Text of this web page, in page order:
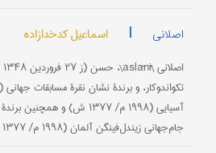
اصلانی | اسماعیل کدخدازاده
آسیایی (۱۹۹۸ م/ ۱۳۷۷ ش) و
جام‌جهانی زیندل‌فینگن آلمان (۱۹۹۸ م/ ۱۳۷۷ ش).